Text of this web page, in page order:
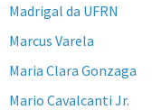
Madrigal da UFRN
Marcus Varela
Maria Clara Gonzaga
Mario Cavalcanti Jr.